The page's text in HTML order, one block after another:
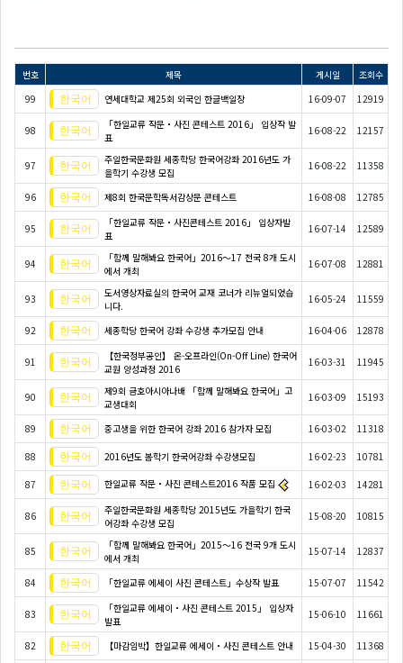
번호 제목 게시일
조회수
99
연세대학교 제25회 외국인 한글백일장 16-09-07 12919
98
「한일교류 작문・사진 콘테스트 2016」 입상작 발
표
16-08-22 12157
97
주일한국문화원 세종학당 한국어강좌 2016년도 가
을학기 수강생 모집
16-08-22 11358
96 제8회 한국문학독서감상문 콘테스트 16-08-08 12785
95
「한일교류 작문・사진콘테스트 2016」 입상자발
표
16-07-14 12589
94
「함께 말해봐요 한국어」2016～17 전국 8개 도시
에서 개최
16-07-08 12881
93
도서영상자료실의 한국어 교재 코너가 리뉴얼되었습
니다.
16-05-24 11559
92 세종학당 한국어 강좌 수강생 추가모집 안내 16-04-06 12878
91
【한국정부공인】 온-오프라인(On-Off Line) 한국어
교원 양성과정 2016
16-03-31 11945
90
제9회 금호아시아나배 「함께 말해봐요 한국어」고
교생대회
16-03-09 15193
89 중고생을 위한 한국어 강좌 2016 참가자 모집 16-03-02 11318
88 2016년도 봄학기 한국어강좌 수강생모집 16-02-23 10781
87 한일교류 작문・사진 콘테스트2016 작품 모집 16-02-03 14281
86
주일한국문화원 세종학당 2015년도 가을학기 한국
어강좌 수강생 모집
15-08-20 10815
85
「함께 말해봐요 한국어」2015～16 전국 9개 도시
에서 개최
15-07-14 12837
84 「한일교류 에세이 사진 콘테스트」수상작 발표 15-07-07 11542
83
「한일교류 에세이・사진 콘테스트 2015」 입상자
발표
15-06-10 11661
82 【마감임박】한일교류 에세이・사진 콘테스트 안내 15-04-30 11368